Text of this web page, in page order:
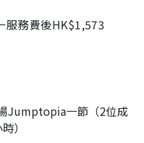
服務費後HK$1,573
Jumptopia一節（2位成
）